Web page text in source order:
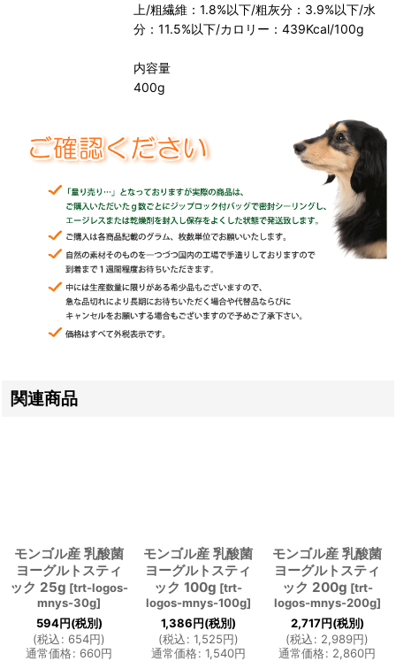
上/粗繊維：1.8%以下/粗灰分：3.9%以下/水
分：11.5%以下/カロリー：439Kcal/100g
内容量
400g
関連商品
モンゴル産 乳酸菌
ヨーグルトスティ
ック 25g [trt-logos-
mnys-30g]
594円(税別)
(税込: 654円)
通常価格: 660円
モンゴル産 乳酸菌
ヨーグルトスティ
ック 100g [trt-
logos-mnys-100g]
1,386円(税別)
(税込: 1,525円)
通常価格: 1,540円
モンゴル産 乳酸菌
ヨーグルトスティ
ック 200g [trt-
logos-mnys-200g]
2,717円(税別)
(税込: 2,989円)
通常価格: 2,860円